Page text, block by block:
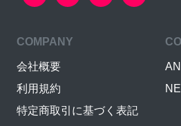
COMPANY
会社概要
利用規約
特定商取引に基づく表記